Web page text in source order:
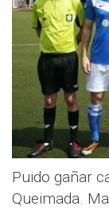
Puido gañar
Queimada.